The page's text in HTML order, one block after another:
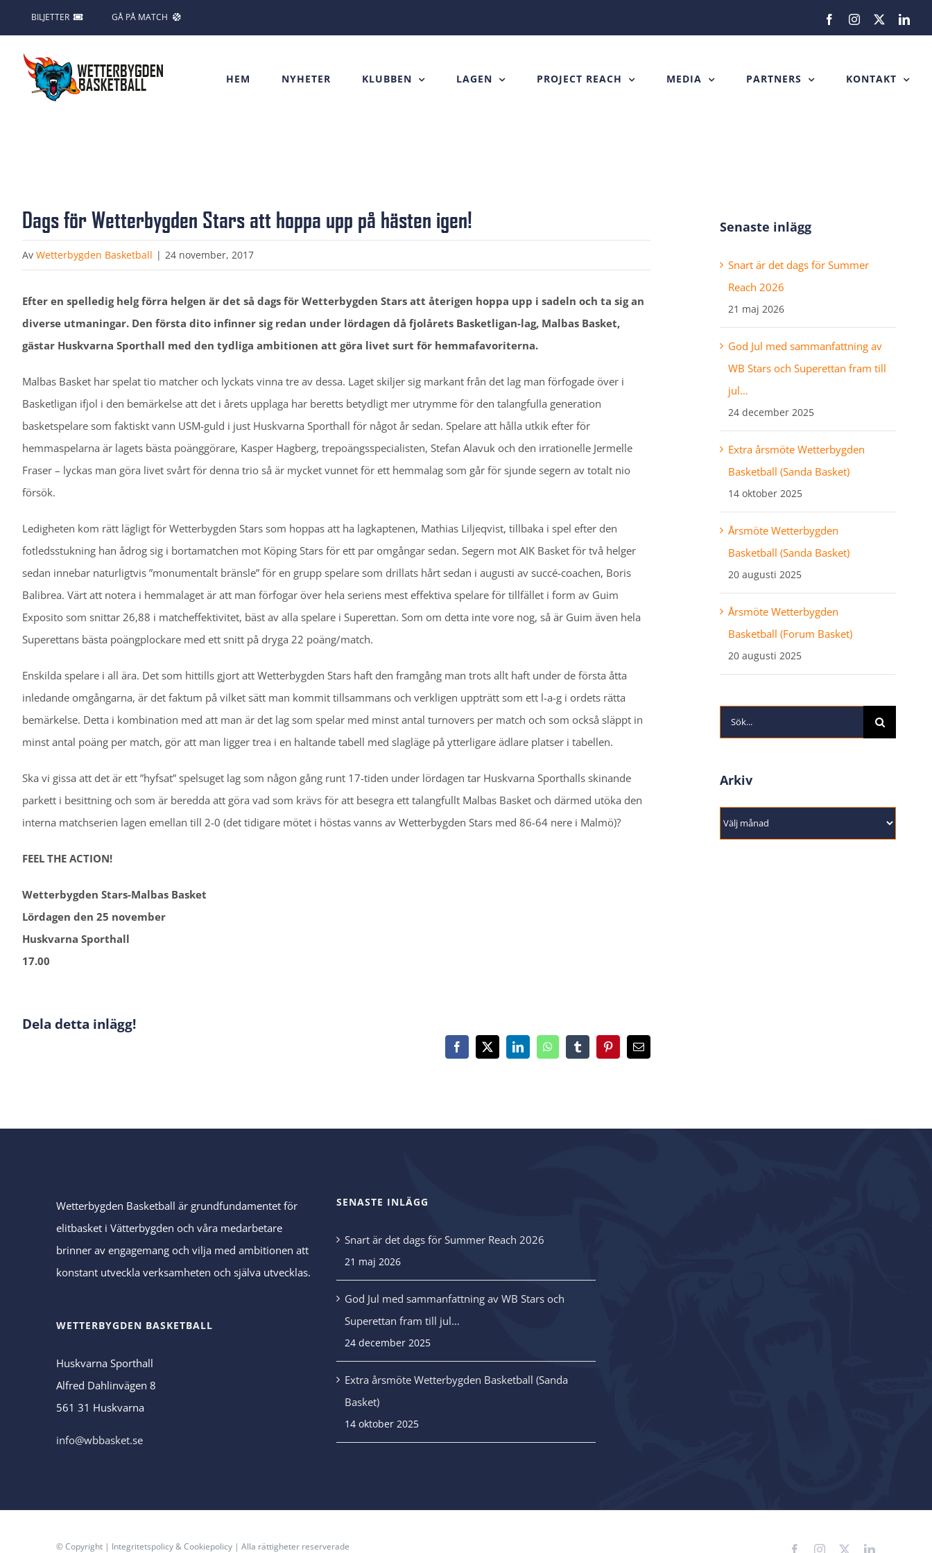
Fortsätt
till
innehållet
BILJETTER GÅ PÅ MATCH FacebookInstagram
HEM NYHETER KLUBBEN LAGEN PROJECT REACH MEDIA PARTNERS KONTAKT
större
bild
Dags för Wetterbygden Stars att hoppa upp på hästen igen!
Av Wetterbygden Basketball | 24 november, 2017
Efter en spelledig helg förra helgen är det så dags för Wetterbygden Stars att återigen hoppa upp i sadeln och ta sig an
diverse utmaningar. Den första dito infinner sig redan under lördagen då fjolårets Basketligan-lag, Malbas Basket,
gästar Huskvarna Sporthall med den tydliga ambitionen att göra livet surt för hemmafavoriterna.
Malbas Basket har spelat tio matcher och lyckats vinna tre av dessa. Laget skiljer sig markant från det lag man förfogade över i
Basketligan ifjol i den bemärkelse att det i årets upplaga har beretts betydligt mer utrymme för den talangfulla generation
basketspelare som faktiskt vann USM-guld i just Huskvarna Sporthall för något år sedan. Spelare att hålla utkik efter för
hemmaspelarna är lagets bästa poänggörare, Kasper Hagberg, trepoängsspecialisten, Stefan Alavuk och den irrationelle Jermelle
Fraser – lyckas man göra livet svårt för denna trio så är mycket vunnet för ett hemmalag som går för sjunde segern av totalt nio
försök.
Ledigheten kom rätt lägligt för Wetterbygden Stars som hoppas att ha lagkaptenen, Mathias Liljeqvist, tillbaka i spel efter den
fotledsstukning han ådrog sig i bortamatchen mot Köping Stars för ett par omgångar sedan. Segern mot AIK Basket för två helger
sedan innebar naturligtvis ”monumentalt bränsle” för en grupp spelare som drillats hårt sedan i augusti av succé-coachen, Boris
Balibrea. Värt att notera i hemmalaget är att man förfogar över hela seriens mest effektiva spelare för tillfället i form av Guim
Exposito som snittar 26,88 i matcheffektivitet, bäst av alla spelare i Superettan. Som om detta inte vore nog, så är Guim även hela
Superettans bästa poängplockare med ett snitt på dryga 22 poäng/match.
Enskilda spelare i all ära. Det som hittills gjort att Wetterbygden Stars haft den framgång man trots allt haft under de första åtta
inledande omgångarna, är det faktum på vilket sätt man kommit tillsammans och verkligen uppträtt som ett l-a-g i ordets rätta
bemärkelse. Detta i kombination med att man är det lag som spelar med minst antal turnovers per match och som också släppt in
minst antal poäng per match, gör att man ligger trea i en haltande tabell med slagläge på ytterligare ädlare platser i tabellen.
Ska vi gissa att det är ett ”hyfsat” spelsuget lag som någon gång runt 17-tiden under lördagen tar Huskvarna Sporthalls skinande
parkett i besittning och som är beredda att göra vad som krävs för att besegra ett talangfullt Malbas Basket och därmed utöka den
interna matchserien lagen emellan till 2-0 (det tidigare mötet i höstas vanns av Wetterbygden Stars med 86-64 nere i Malmö)?
FEEL THE ACTION!
Wetterbygden Stars-Malbas Basket
Lördagen den 25 november
Huskvarna Sporthall
17.00
Dela detta inlägg!
Facebook
X LinkedInWhatsAppTumblrPinterest
E-
post
Senaste inlägg
Snart är det dags för Summer
Reach 2026
21 maj 2026
God Jul med sammanfattning av
WB Stars och Superettan fram till
jul…
24 december 2025
Extra årsmöte Wetterbygden
Basketball (Sanda Basket)
14 oktober 2025
Årsmöte Wetterbygden
Basketball (Sanda Basket)
20 augusti 2025
Årsmöte Wetterbygden
Basketball (Forum Basket)
20 augusti 2025
Sök
efter:
Arkiv
Arkiv
Wetterbygden Basketball är grundfundamentet för
elitbasket i Vätterbygden och våra medarbetare
brinner av engagemang och vilja med ambitionen att
konstant utveckla verksamheten och själva utvecklas.
WETTERBYGDEN BASKETBALL
Huskvarna Sporthall
Alfred Dahlinvägen 8
561 31 Huskvarna
info@wbbasket.se
SENASTE INLÄGG
Snart är det dags för Summer Reach 2026
21 maj 2026
God Jul med sammanfattning av WB Stars och
Superettan fram till jul…
24 december 2025
Extra årsmöte Wetterbygden Basketball (Sanda
Basket)
14 oktober 2025
© Copyright | Integritetspolicy&Cookiepolicy | Alla rättigheter reserverade FacebookInstagram LinkedIn